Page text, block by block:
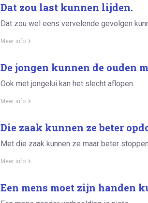
Dat zou last kunnen lijden.
Dat zou wel eens vervelende gevolgen
Meer info
De jongen kunnen de ouden
Ook met jongelui kan het slecht aflopen.
Meer info
Die zaak kunnen ze beter
Met die zaak kunnen ze maar beter
Meer info
Een mens moet zijn handen